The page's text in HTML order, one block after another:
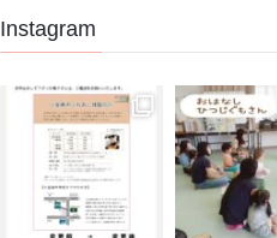
Instagram